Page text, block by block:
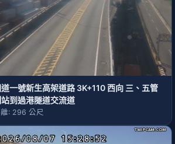
一號新生高架道路 3K+110 西向 三、五管
到過港隧道交流道
: 296 公尺